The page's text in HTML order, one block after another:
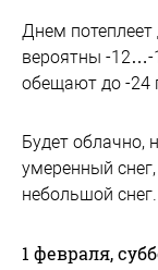
Днем
вероятны -12…-
обещают до -24
Будет облачно,
умеренный
небольшой снег.
1 февраля,